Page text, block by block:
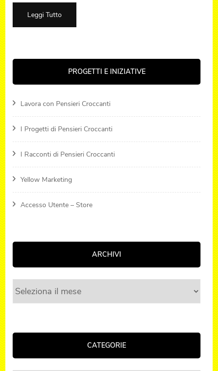
Leggi Tutto
PROGETTI E INIZIATIVE
Lavora con Pensieri Croccanti
I Progetti di Pensieri Croccanti
I Racconti di Pensieri Croccanti
Yellow Marketing
Accesso Utente – Store
ARCHIVI
Archivi
CATEGORIE